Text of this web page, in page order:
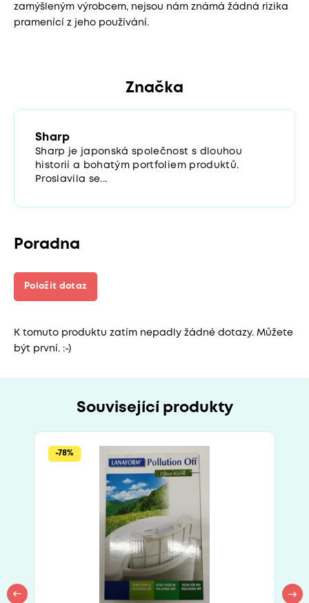
zamýšleným výrobcem, nejsou nám známá žádná rizika
pramenící z jeho používání.
Značka
Sharp
Sharp je japonská společnost s dlouhou
historií a bohatým portfoliem produktů.
Proslavila se...
Poradna
Položit dotaz
K tomuto produktu zatím nepadly žádné dotazy. Můžete
být první. :-)
Související produkty
-78%